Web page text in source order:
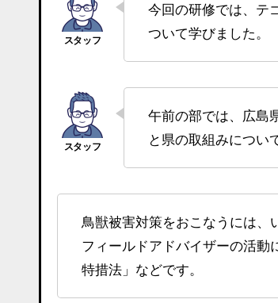
今回の研修では、テゴスの活動に関わる「法令」と「集落への対策支援や集落点検の進め方」に
ついて学びました。
午前の部では、広島県農業生産課・自然環境課の方を講師に招き、座学で鳥獣対策に関する法令
と県の取組みについ
鳥獣被害対策をおこなうには
フィールドアドバイザーの活動
特措法」などです。